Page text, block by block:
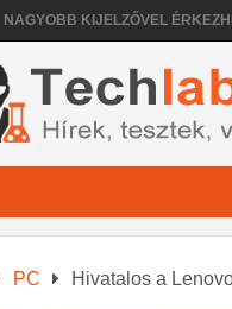
KIJELZŐVEL ÉRKEZHET
PC Hivatalos a